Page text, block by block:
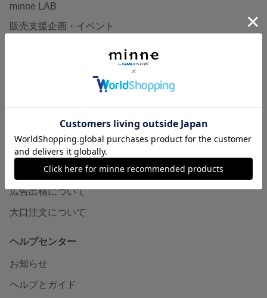
minne LAB
販売支援企画・イベント
minneとものづくりと
minneの本
企業の方へ
広告出稿について
大口注文について
ヘルプセンター
お知らせ
ヘルプとガイド